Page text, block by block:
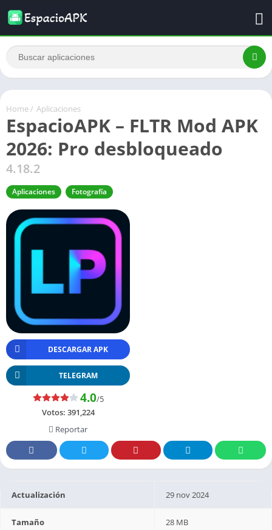
Home / Aplicaciones
EspacioAPK – FLTR Mod APK
2026: Pro desbloqueado
4.18.2
Aplicaciones Fotografía
DESCARGAR APK
TELEGRAM
4.0/5
Votos: 391,224
Reportar
Actualización 29 nov 2024
Tamaño 28 MB